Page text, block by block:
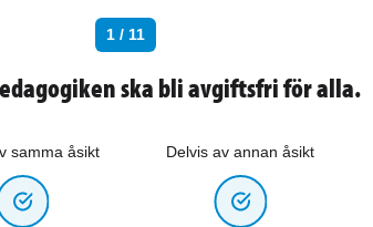
1 / 11
ska bli avgiftsfri för alla.
samma åsikt Delvis av annan åsikt